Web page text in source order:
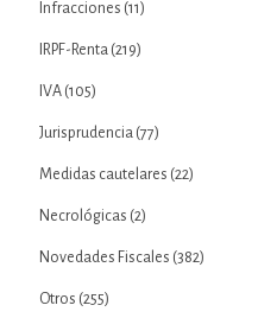
Infracciones (11)
IRPF-Renta (219)
IVA (105)
Jurisprudencia (77)
Medidas cautelares (22)
Necrológicas (2)
Novedades Fiscales (382)
Otros (255)